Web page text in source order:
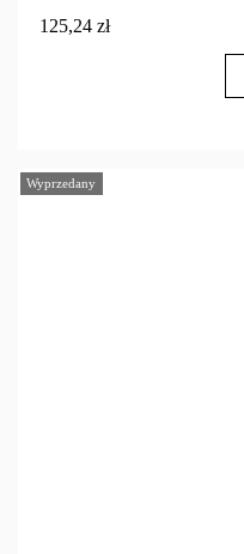
125,24 zł
Wyprzedany